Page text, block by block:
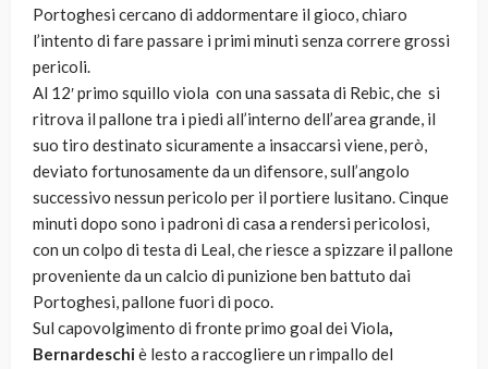
Portoghesi cercano di addormentare il gioco, chiaro
l’intento di fare passare i primi minuti senza correre grossi
pericoli.
Al 12′ primo squillo viola con una sassata di Rebic, che si
ritrova il pallone tra i piedi all’interno dell’area grande, il
suo tiro destinato sicuramente a insaccarsi viene, però,
deviato fortunosamente da un difensore, sull’angolo
successivo nessun pericolo per il portiere lusitano. Cinque
minuti dopo sono i padroni di casa a rendersi pericolosi,
con un colpo di testa di Leal, che riesce a spizzare il pallone
proveniente da un calcio di punizione ben battuto dai
Portoghesi, pallone fuori di poco.
Sul capovolgimento di fronte primo goal dei Viola,
Bernardeschiè lesto a raccogliere un rimpallo del